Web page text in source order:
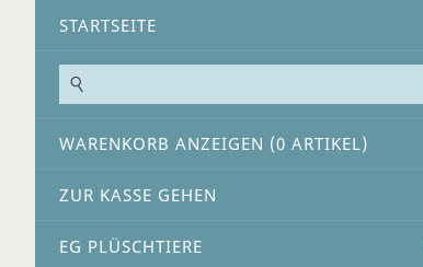
STARTSEITE
WARENKORB ANZEIGEN (0 ARTIKEL)
ZUR KASSE GEHEN
EG PLÜSCHTIERE